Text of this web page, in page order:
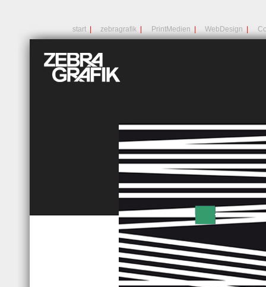
start| zebragrafik PrintMedien WebDesign